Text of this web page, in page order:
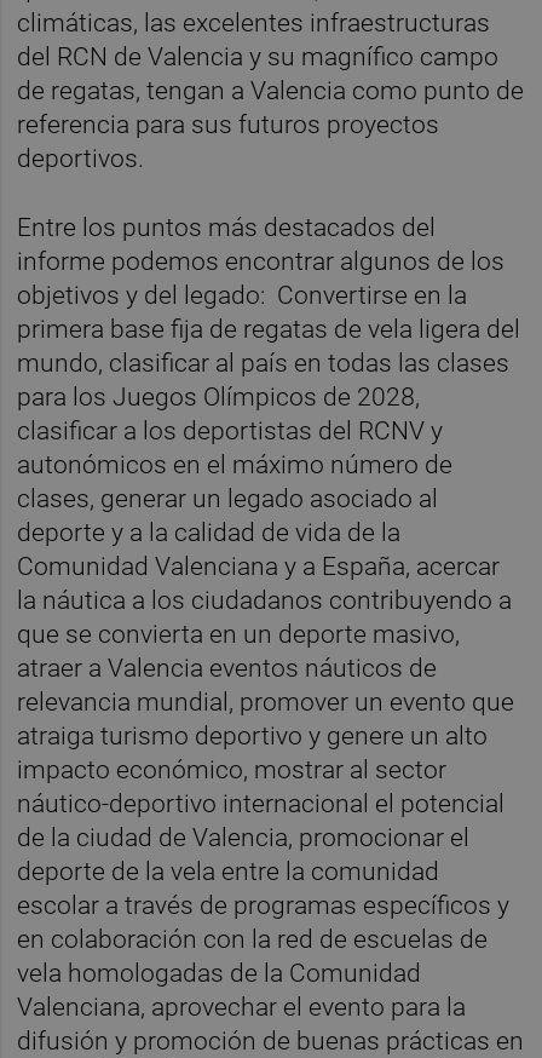
climáticas, las excelentes infraestructuras
del RCN de Valencia y su magnífico campo
de regatas, tengan a Valencia como punto de
referencia para sus futuros proyectos
deportivos.
Entre los puntos más destacados del
informe podemos encontrar algunos de los
objetivos y del legado: Convertirse en la
primera base fija de regatas de vela ligera del
mundo, clasificar al país en todas las clases
para los Juegos Olímpicos de 2028,
clasificar a los deportistas del RCNV y
autonómicos en el máximo número de
clases, generar un legado asociado al
deporte y a la calidad de vida de la
Comunidad Valenciana y a España, acercar
la náutica a los ciudadanos contribuyendo a
que se convierta en un deporte masivo,
atraer a Valencia eventos náuticos de
relevancia mundial, promover un evento que
atraiga turismo deportivo y genere un alto
impacto económico, mostrar al sector
náutico-deportivo internacional el potencial
de la ciudad de Valencia, promocionar el
deporte de la vela entre la comunidad
escolar a través de programas específicos y
en colaboración con la red de escuelas de
vela homologadas de la Comunidad
Valenciana, aprovechar el evento para la
difusión y promoción de buenas prácticas en